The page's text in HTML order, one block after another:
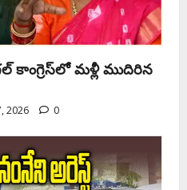
కాంగ్రెస్‌లో మళ్లీ ముదిరిన
2026 0